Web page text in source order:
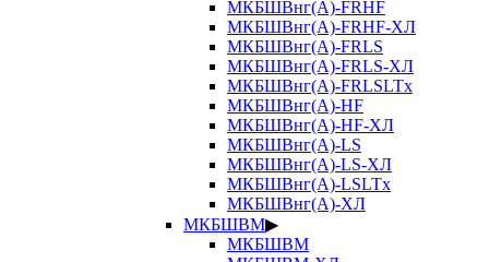
МКБШВнг(А)-FRHF
МКБШВнг(А)-FRHF-ХЛ
МКБШВнг(А)-FRLS
МКБШВнг(А)-FRLS-ХЛ
МКБШВнг(А)-FRLSLTx
МКБШВнг(А)-HF
МКБШВнг(А)-HF-ХЛ
МКБШВнг(А)-LS
МКБШВнг(А)-LS-ХЛ
МКБШВнг(А)-LSLTx
МКБШВнг(А)-ХЛ
МКБШВМ▶
МКБШВМ